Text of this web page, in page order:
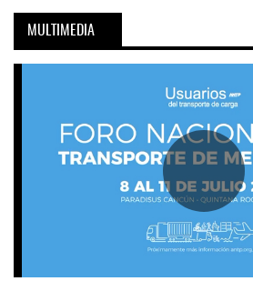
MULTIMEDIA